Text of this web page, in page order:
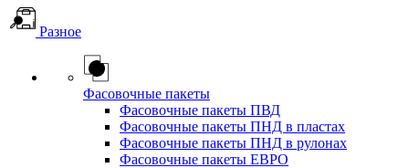
Разное
Фасовочные пакеты
Фасовочные пакеты ПВД
Фасовочные пакеты ПНД в пластах
Фасовочные пакеты ПНД в рулонах
Фасовочные пакеты ЕВРО